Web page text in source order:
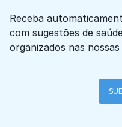
Receba
com sugestões de
organizados nas